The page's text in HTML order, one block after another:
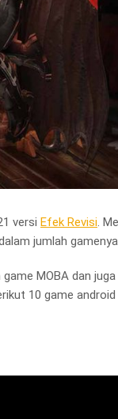
versi Efek Revisi .
jumlah
MOBA dan
10 game